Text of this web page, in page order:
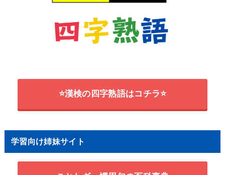
⭐漢検の四字熟語はコチラ⭐
学習向け姉妹サイト